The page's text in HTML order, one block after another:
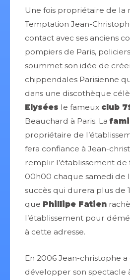
Une fois propriétaire de la
Temptation Jean-
contact avec ses anciens
pompiers de Paris,
soummet son idée de
chippendales Parisienne
dans une discothèque
Elysées le fameux club
Beauchard à Paris. La
propriétaire de
fera confiance à Jean-
remplir l’établissement de
00h00 chaque samedi de
succès qui durera plus de
que Phillipe Fatien
l’établissement pour
à cette adresse.
En 2006 Jean-christophe
développer son spectacle